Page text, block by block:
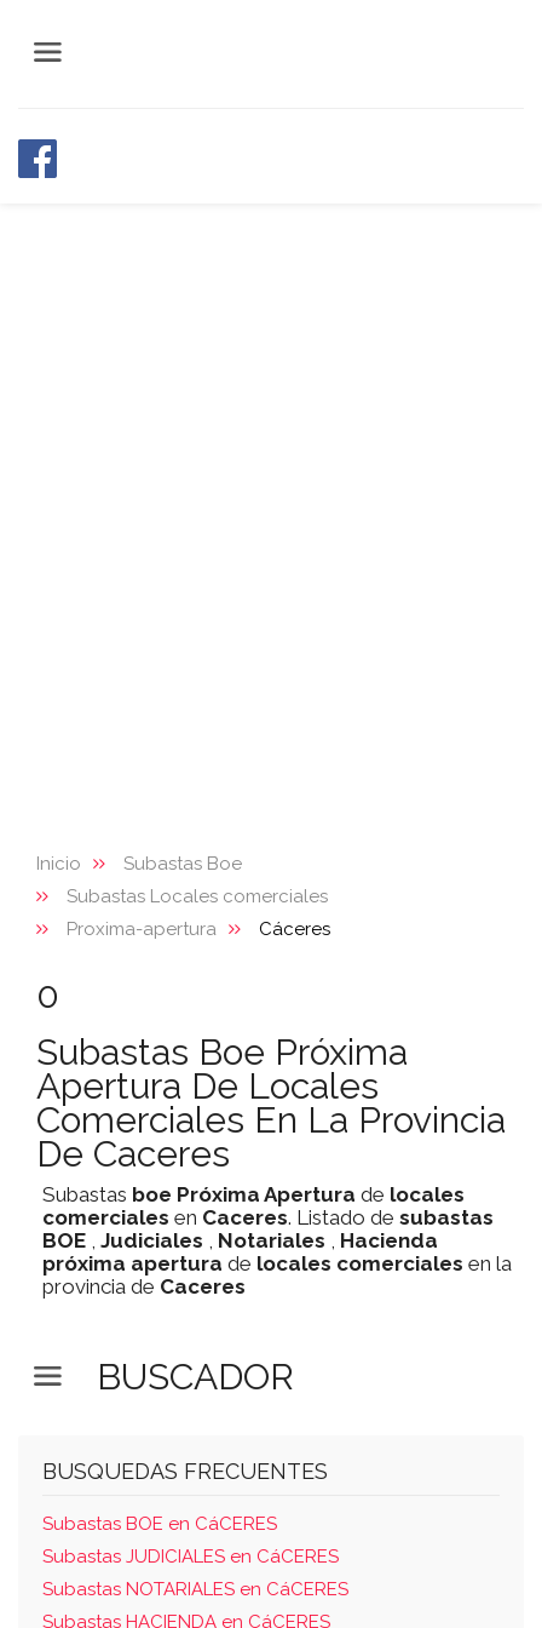
Inicio
Subastas Boe
Subastas Locales comerciales
Proxima-apertura
Cáceres
0
Subastas Boe Próxima
Apertura De Locales
Comerciales En La Provincia
De Caceres
Subastas boe Próxima Apertura de locales
comerciales en Caceres. Listado de subastas
BOE , Judiciales , Notariales , Hacienda
próxima apertura de locales comerciales en la
provincia de Caceres
BUSCADOR
BUSQUEDAS FRECUENTES
Subastas BOE en CáCERES
Subastas JUDICIALES en CáCERES
Subastas NOTARIALES en CáCERES
Subastas HACIENDA en CáCERES